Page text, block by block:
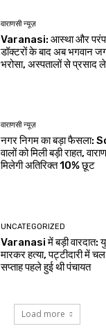
वाराणसी न्यूज़
Varanasi: आस्था और
डॉक्टरों के बाद अब भगवान
भरोसा, अस्पतालों से प्रसाद
वाराणसी न्यूज़
नगर निगम का बड़ा फैसला:
वालों को मिली बड़ी राहत,
मिलेगी अतिरिक्त 10% छूट
UNCATEGORIZED
Varanasi में बड़ी वारदात:
मारकर हत्या, पट्टीदारी में
सप्ताह पहले हुई थी पंचायत
Load more